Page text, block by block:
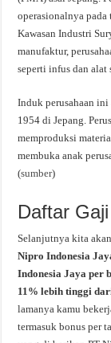
operasionalnya
Kawasan Industri
manufaktur,
seperti infus dan alat
Induk perusahaan
1954 di Jepang.
memproduksi
membuka anak
(sumber)
Daftar
Selanjutnya kita
Nipro Indonesia
Indonesia Jaya per
11% lebih tinggi
lamanya kamu
termasuk bonus per